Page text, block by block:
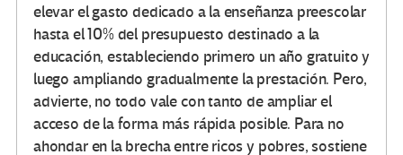
elevar el gasto dedicado a la enseñanza preescolar
hasta el 10% del presupuesto destinado a la
educación, estableciendo primero un año gratuito y
luego ampliando gradualmente la prestación. Pero,
advierte, no todo vale con tanto de ampliar el
acceso de la forma más rápida posible. Para no
ahondar en la brecha entre ricos y pobres, sostiene